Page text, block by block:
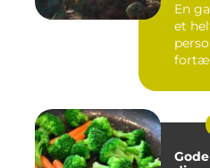
En
et